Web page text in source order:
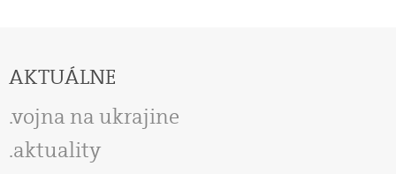
AKTUÁLNE
vojna na ukrajine
aktuality